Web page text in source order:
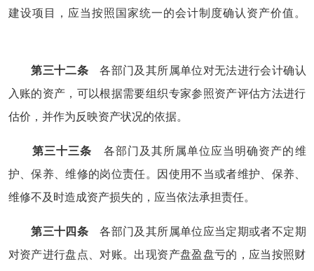
建设项目，应当按照国家统一的会计制度确认资产价值。
第三十二条 各部门及其所属单位对无法进行会计确认
入账的资产，可以根据需要组织专家参照资产评估方法进行
估价，并作为反映资产状况的依据。
第三十三条 各部门及其所属单位应当明确资产的维
护、保养、维修的岗位责任。因使用不当或者维护、保养、
维修不及时造成资产损失的，应当依法承担责任。
第三十四条 各部门及其所属单位应当定期或者不定期
对资产进行盘点、对账。出现资产盘盈盘亏的，应当按照财